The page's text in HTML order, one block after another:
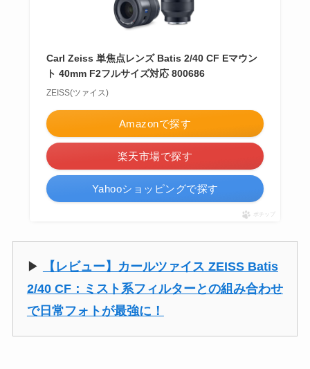
Carl Zeiss 単焦点レンズ Batis 2/40 CF Eマウン
ト 40mm F2フルサイズ対応 800686
ZEISS(ツァイス)
Amazonで探す
楽天市場で探す
Yahooショッピングで探す
ポチップ
▶︎
【レビュー】カールツァイス ZEISS Batis
2/40 CF：ミスト系フィルターとの組み合わせ
で日常フォトが最強に！